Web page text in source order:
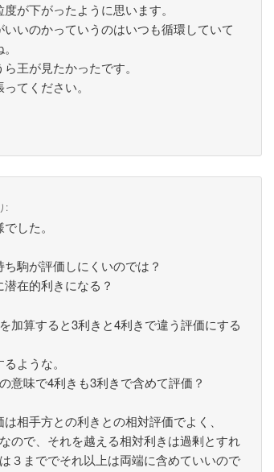
が下がったように思います。
いのかっていうのはいつも循環していて
王が見たかったです。
てください。
:
した。
駒が評価しにくいのでは？
在的利きになる？
加算すると3利きと4利きで違う評価にする
ような。
意味で4利きも3利きで含めて評価？
相手方との利きとの相対評価でよく、
ので、それを越える相対利きは過剰とすれ
３まででそれ以上は両端に含めていいので